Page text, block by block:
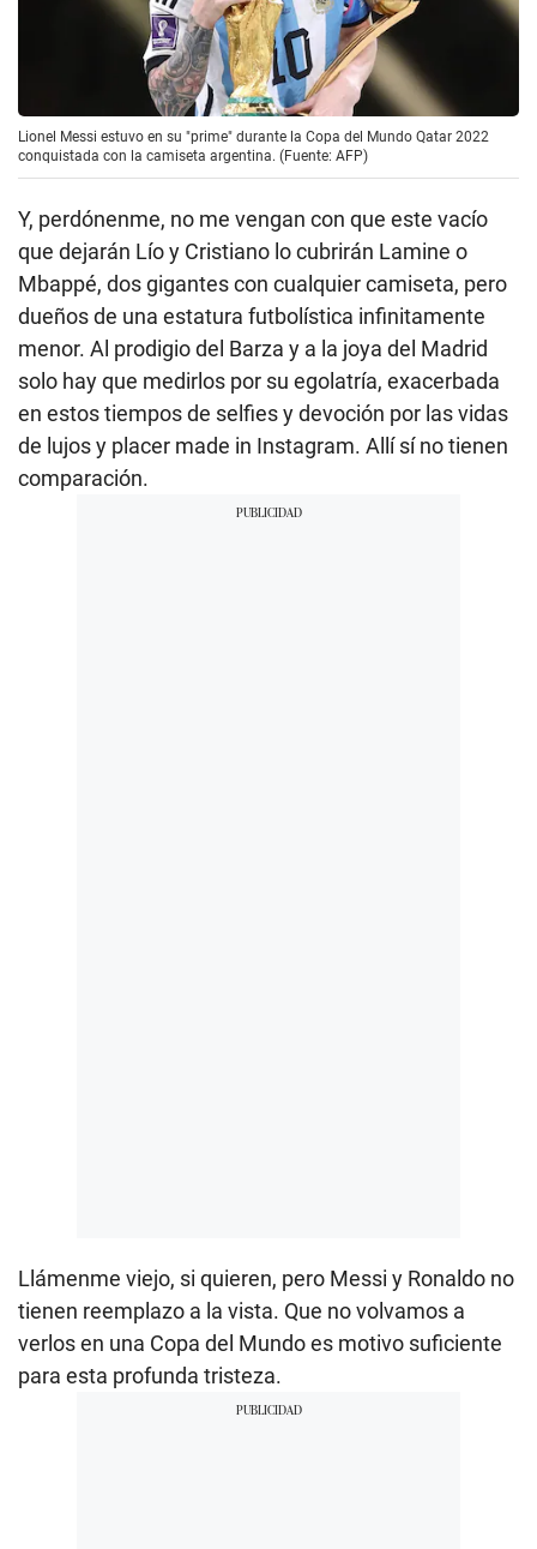
Lionel Messi estuvo en su "prime" durante la Copa del Mundo Qatar 2022
conquistada con la camiseta argentina. (Fuente: AFP)
Y, perdónenme, no me vengan con que este vacío
que dejarán Lío y Cristiano lo cubrirán Lamine o
Mbappé, dos gigantes con cualquier camiseta, pero
dueños de una estatura futbolística infinitamente
menor. Al prodigio del Barza y a la joya del Madrid
solo hay que medirlos por su egolatría, exacerbada
en estos tiempos de selfies y devoción por las vidas
de lujos y placer made in Instagram. Allí sí no tienen
comparación.
Llámenme viejo, si quieren, pero Messi y Ronaldo no
tienen reemplazo a la vista. Que no volvamos a
verlos en una Copa del Mundo es motivo suficiente
para esta profunda tristeza.